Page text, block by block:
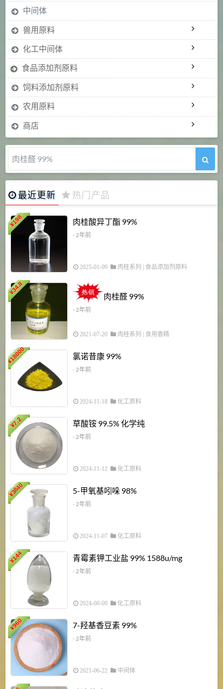
中间体
兽用原料
化工中间体
食品添加剂原料
饲料添加剂原料
农用原料
商店
肉桂醛 99%
最近更新 热门产品
¥
198 肉桂酸异丁酯 99%
- 2年前
2025-01-09 肉桂系列 食品添加剂原料
¥
34.8
肉桂醛 99%
- 2年前
2021-07-20 肉桂系列 食用香精
¥
18000 氯诺昔康 99%
- 2年前
2024-11-18 化工原料
¥
7.2 草酸铵 99.5% 化学纯
- 2年前
2024-11-12 化工原料
¥
3840 5-甲氧基吲哚 98%
- 2年前
2024-11-07 化工原料
¥
144 青霉素钾工业盐 99% 1588u/mg
- 2年前
2024-08-09 化工原料
¥
960 7-羟基香豆素 99%
- 2年前
2021-06-22 中间体